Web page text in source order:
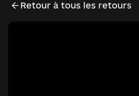
Retour à tous les retours